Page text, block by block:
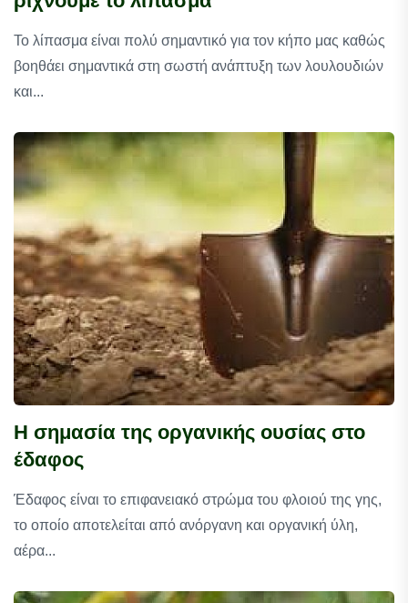
Το λίπασμα είναι πολύ σημαντικό για τον κήπο μας καθώς
βοηθάει σημαντικά στη σωστή ανάπτυξη των λουλουδιών
και...
Η σημασία της οργανικής ουσίας στο
έδαφος
Έδαφος είναι το επιφανειακό στρώμα του φλοιού της γης,
το οποίο αποτελείται από ανόργανη και οργανική ύλη,
αέρα...